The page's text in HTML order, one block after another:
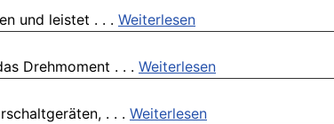
und leistet . . . Weiterlesen
Drehmoment . . . Weiterlesen
. . . Weiterlesen